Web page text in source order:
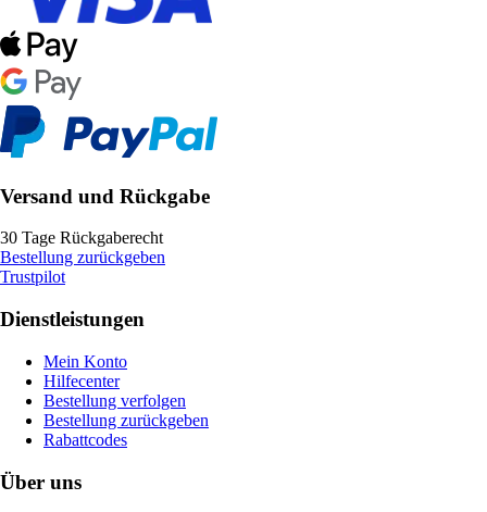
Versand und Rückgabe
30 Tage Rückgaberecht
Bestellung zurückgeben
Trustpilot
Dienstleistungen
Mein Konto
Hilfecenter
Bestellung verfolgen
Bestellung zurückgeben
Rabattcodes
Über uns